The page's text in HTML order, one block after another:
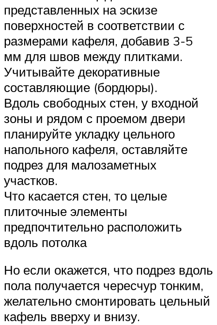
представленных на эскизе
поверхностей в соответствии с
размерами кафеля, добавив 3-5
мм для швов между плитками.
Учитывайте декоративные
составляющие (бордюры).
Вдоль свободных стен, у входной
зоны и рядом с проемом двери
планируйте укладку цельного
напольного кафеля, оставляйте
подрез для малозаметных
участков.
Что касается стен, то целые
плиточные элементы
предпочтительно расположить
вдоль потолка
Но если окажется, что подрез вдоль
пола получается чересчур тонким,
желательно смонтировать цельный
кафель вверху и внизу.